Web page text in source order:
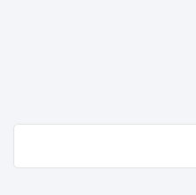
leave